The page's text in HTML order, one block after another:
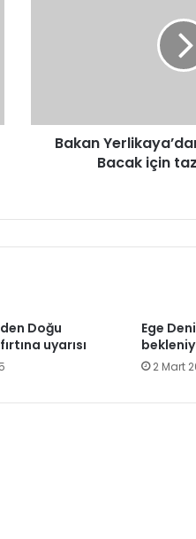
mesajı
Bakan
Bacak için
Doğu
uyarısı
Ege
2 Mart